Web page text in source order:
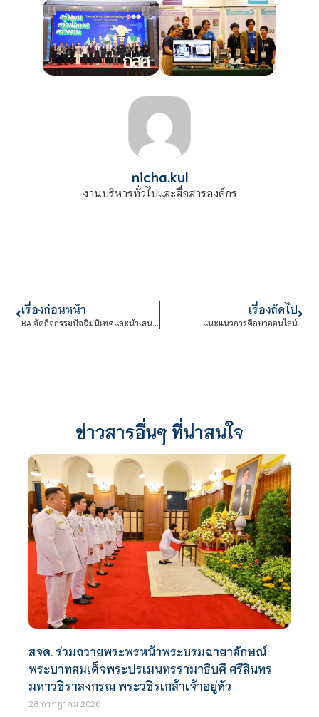
nicha.kul
งานบริหารทั่วไปและสื่อสารองค์กร
เรื่องก่อนหน้า
BA จัดกิจกรรมปัจฉิมนิเทศและนำเสนอผลงานทางวิชาการ
เรื่องถัดไป
แนะแนวการศึกษาออนไลน์
ข่าวสารอื่นๆ ที่น่าสนใจ
สจด. ร่วมถวายพระพรหน้าพระบรมฉายาลักษณ์
พระบาทสมเด็จพระปรเมนทรรามาธิบดี ศรีสินทร
มหาวชิราลงกรณ พระวชิรเกล้าเจ้าอยู่หัว
28 กรกฎาคม 2026